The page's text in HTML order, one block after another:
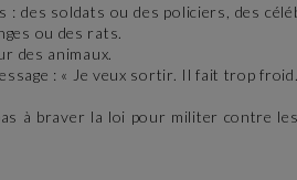
des soldats ou des policiers, des
ou des rats.
des animaux.
: « Je veux sortir. Il fait trop froid.
à braver la loi pour militer contre